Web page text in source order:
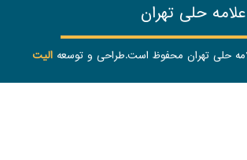
حلی تهران
حلی تهران محفوظ است.طراحی و توسعهالیت